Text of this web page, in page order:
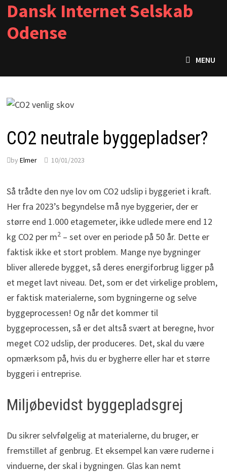
Skip
content
Dansk Internet Selskab
Odense
MENU
CO2 neutrale byggepladser?
by Elmer 10/01/2023
Så trådte den nye lov om CO2 udslip i byggeriet i kraft.
Her fra 2023’s begyndelse må nye byggerier, der er
større end 1.000 etagemeter, ikke udlede mere end 12
kg CO2 per m2– set over en periode på 50 år. Dette er
faktisk ikke et stort problem. Mange nye bygninger
bliver allerede bygget, så deres energiforbrug ligger på
et meget lavt niveau. Det, som er det virkelige problem,
er faktisk materialerne, som bygningerne og selve
byggeprocessen! Og når det kommer til
byggeprocessen, så er det altså svært at beregne, hvor
meget CO2 udslip, der produceres. Det, skal du være
opmærksom på, hvis du er bygherre eller har et større
byggeri i entreprise.
Miljøbevidst byggepladsgrej
Du sikrer selvfølgelig at materialerne, du bruger, er
fremstillet af genbrug. Et eksempel kan være ruderne i
vinduerne, der skal i bygningen. Glas kan nemt